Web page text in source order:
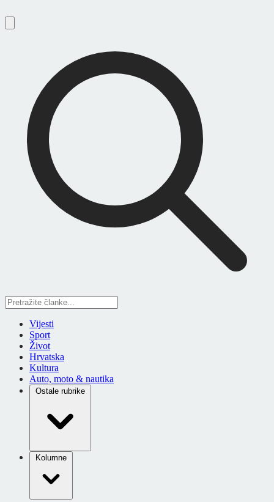
Vijesti
Sport
Život
Hrvatska
Kultura
Auto, moto & nautika
Ostale rubrike
Kolumne